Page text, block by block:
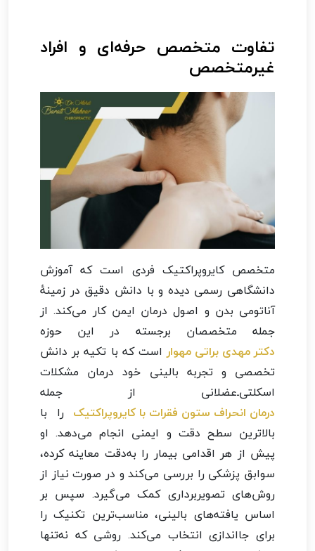
تفاوت متخصص حرفه‌ای و افراد
غیرمتخصص
متخصص کایروپراکتیک فردی است که آموزش
دانشگاهی رسمی دیده و با دانش دقیق در زمینهٔ
آناتومی بدن و اصول درمان ایمن کار می‌کند. از
جمله متخصصان برجسته در این حوزه
دکتر مهدی براتی مهواراست که با تکیه بر دانش
تخصصی و تجربه بالینی خود درمان مشکلات
اسکلتی‌ـ‌عضلانی از جمله
درمان انحراف ستون فقرات با کایروپراکتیک را با
بالاترین سطح دقت و ایمنی انجام می‌دهد. او
پیش از هر اقدامی بیمار را به‌دقت معاینه کرده،
سوابق پزشکی را بررسی می‌کند و در صورت نیاز از
روش‌های تصویربرداری کمک می‌گیرد. سپس بر
اساس یافته‌های بالینی، مناسب‌ترین تکنیک را
برای جااندازی انتخاب می‌کند. روشی که نه‌تنها